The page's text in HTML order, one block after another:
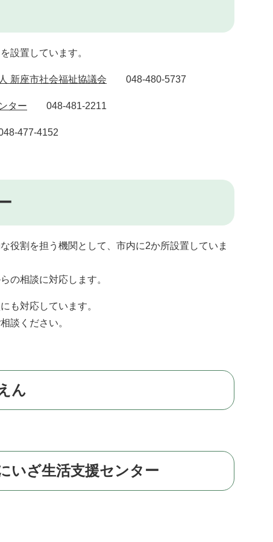
設置しています。
新座市社会福祉協議会 048-480-5737
ター 048-481-2211
477-4152
役割を担う機関として、市内に2か所設置していま
の相談に対応します。
も対応しています。
談ください。
ん
いざ生活支援センター